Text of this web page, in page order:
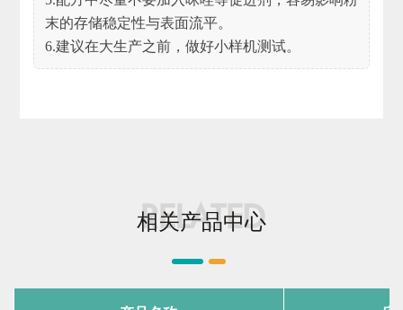
末的存储稳定性与表面流平。
6.建议在大生产之前，做好小样机测试。
RELATED
相关产品中心